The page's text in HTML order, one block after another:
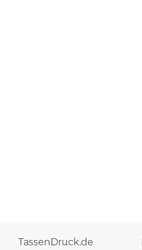
TassenDruck.de